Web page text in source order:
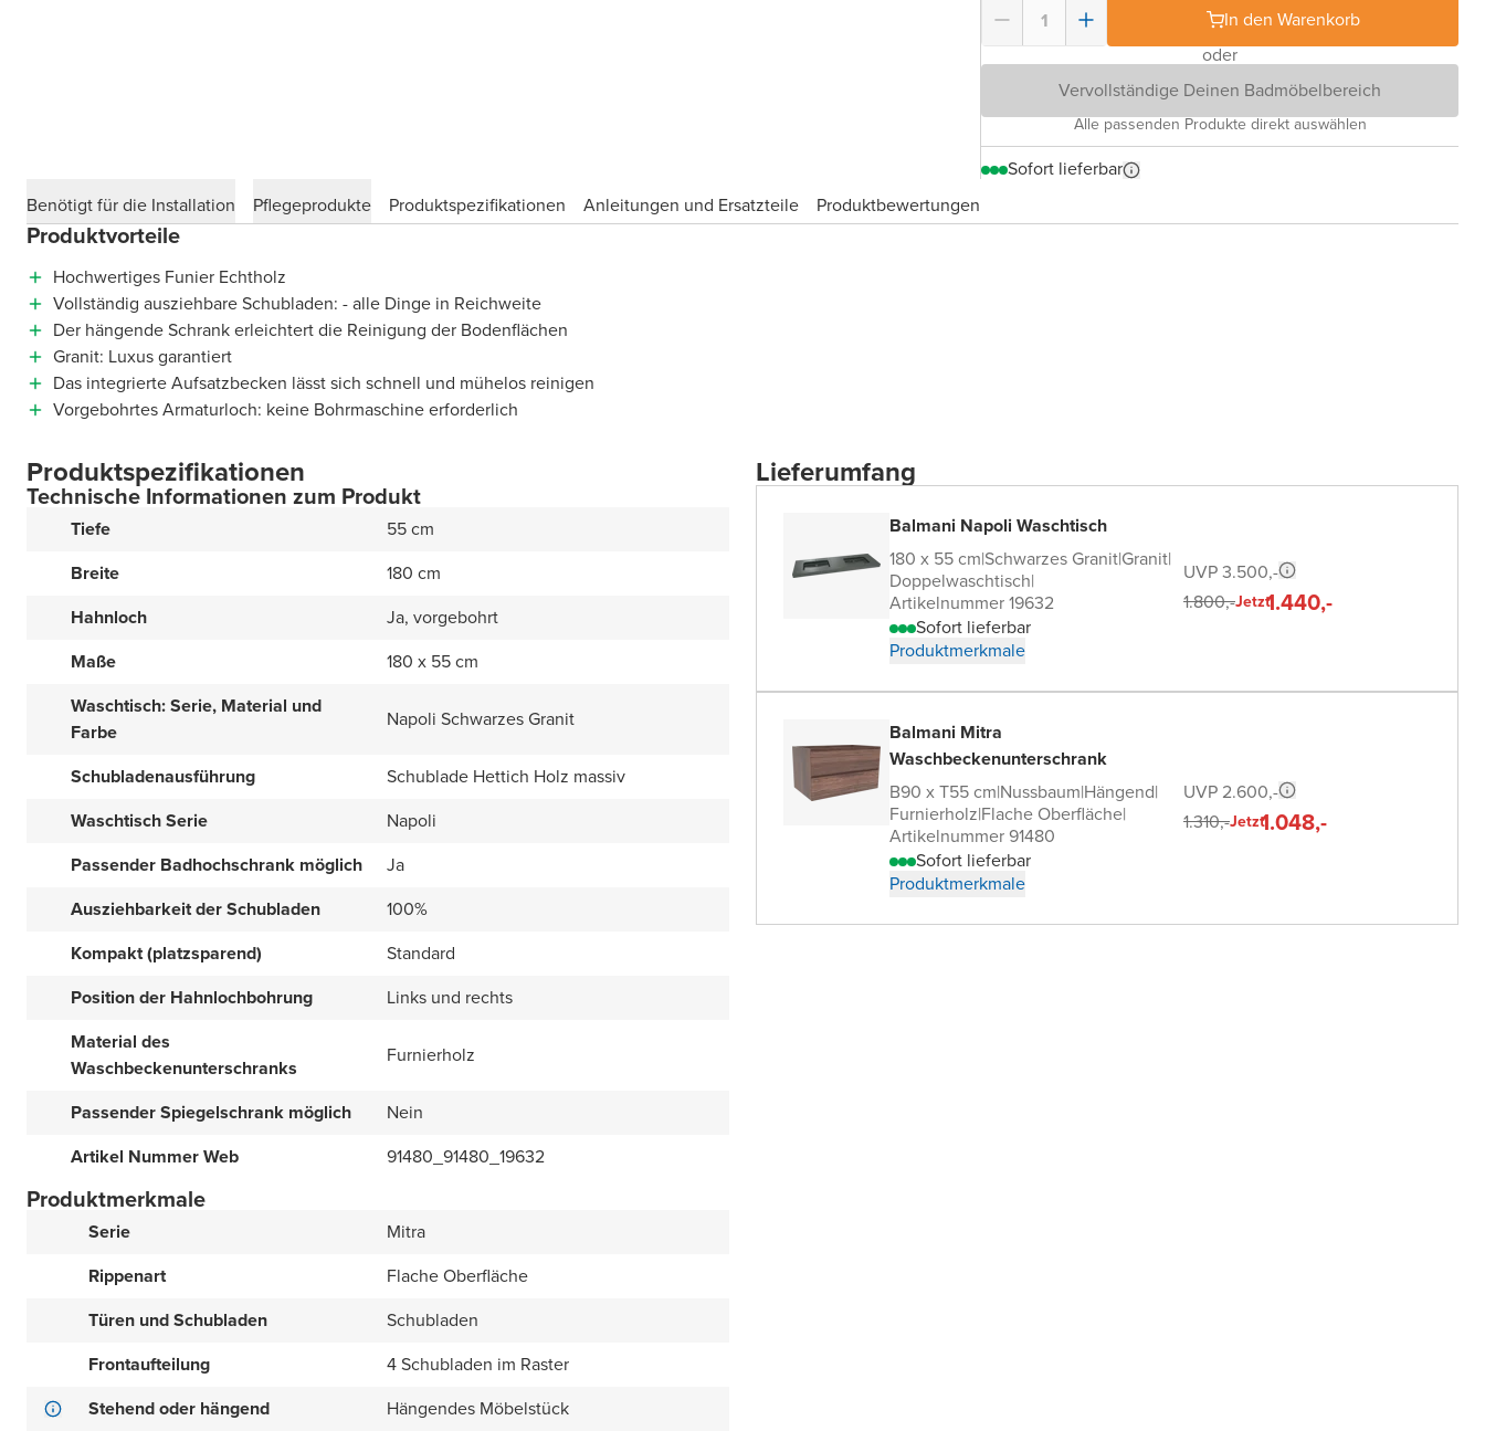
In den Warenkorb
oder
Vervollständige Deinen Badmöbelbereich
Alle passenden Produkte direkt auswählen
Sofort lieferbar
Benötigt für die Installation
Pflegeprodukte Produktspezifikationen Anleitungen und Ersatzteile Produktbewertungen
Produktvorteile
Hochwertiges Funier Echtholz
Vollständig ausziehbare Schubladen: - alle Dinge in Reichweite
Der hängende Schrank erleichtert die Reinigung der Bodenflächen
Granit: Luxus garantiert
Das integrierte Aufsatzbecken lässt sich schnell und mühelos reinigen
Vorgebohrtes Armaturloch: keine Bohrmaschine erforderlich
Produktspezifikationen
Technische Informationen zum Produkt
Tiefe
55 cm
Breite
180 cm
Hahnloch
Ja, vorgebohrt
Maße
180 x 55 cm
Waschtisch: Serie, Material und
Farbe
Napoli Schwarzes Granit
Schubladenausführung
Schublade Hettich Holz massiv
Waschtisch Serie
Napoli
Passender Badhochschrank möglich
Ja
Ausziehbarkeit der Schubladen
100%
Kompakt (platzsparend)
Standard
Position der Hahnlochbohrung
Links und rechts
Material des
Waschbeckenunterschranks
Furnierholz
Passender Spiegelschrank möglich
Nein
Artikel Nummer Web
91480_91480_19632
Produktmerkmale
Serie
Mitra
Rippenart
Flache Oberfläche
Türen und Schubladen
Schubladen
Frontaufteilung
4 Schubladen im Raster
Stehend oder hängend
Hängendes Möbelstück
Lieferumfang
Balmani Napoli Waschtisch
180 x 55 cm|Schwarzes Granit|Granit|
Doppelwaschtisch|
Artikelnummer 19632
Sofort lieferbar
Produktmerkmale
UVP 3.500,-
1.800,-Jetzt1.440,-
Balmani Mitra
Waschbeckenunterschrank
B90 x T55 cm|Nussbaum|Hängend|
Furnierholz|Flache Oberfläche|
Artikelnummer 91480
Sofort lieferbar
Produktmerkmale
UVP 2.600,-
1.310,-Jetzt1.048,-